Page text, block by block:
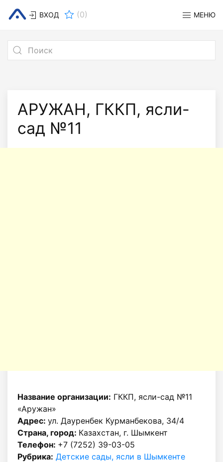
ВХОД (0) МЕНЮ
АРУЖАН, ГККП, ясли-
сад №11
Название организации: ГККП, ясли-сад №11
«Аружан»
Адрес: ул. Дауренбек Курманбекова, 34/4
Страна, город: Казахстан, г. Шымкент
Телефон: +7 (7252) 39-03-05
Рубрика: Детские сады, ясли в Шымкенте